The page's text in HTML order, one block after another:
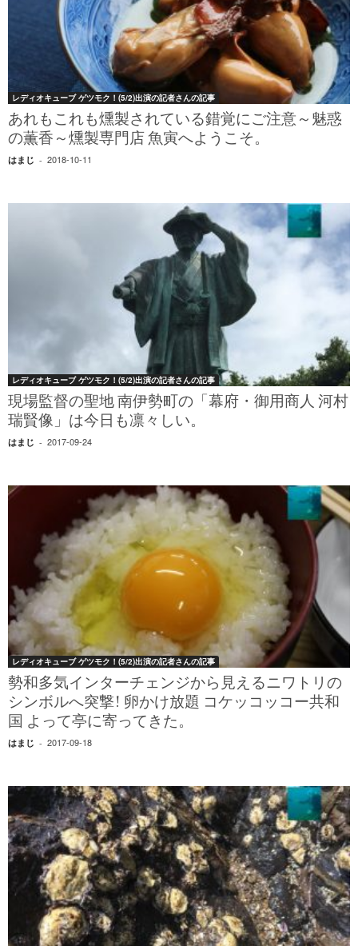
レディオキューブ ゲツモク！(5/2)出演の記者さんの記事
あれもこれも燻製されている錯覚にご注意～魅惑
の薫香～燻製専門店 魚寅へようこそ。
はまじ - 2018-10-11
レディオキューブ ゲツモク！(5/2)出演の記者さんの記事
現場監督の聖地 南伊勢町の「幕府・御用商人 河村
瑞賢像」は今日も凛々しい。
はまじ - 2017-09-24
レディオキューブ ゲツモク！(5/2)出演の記者さんの記事
勢和多気インターチェンジから見えるニワトリの
シンボルへ突撃! 卵かけ放題 コケッコッコー共和
国 よって亭に寄ってきた。
はまじ - 2017-09-18